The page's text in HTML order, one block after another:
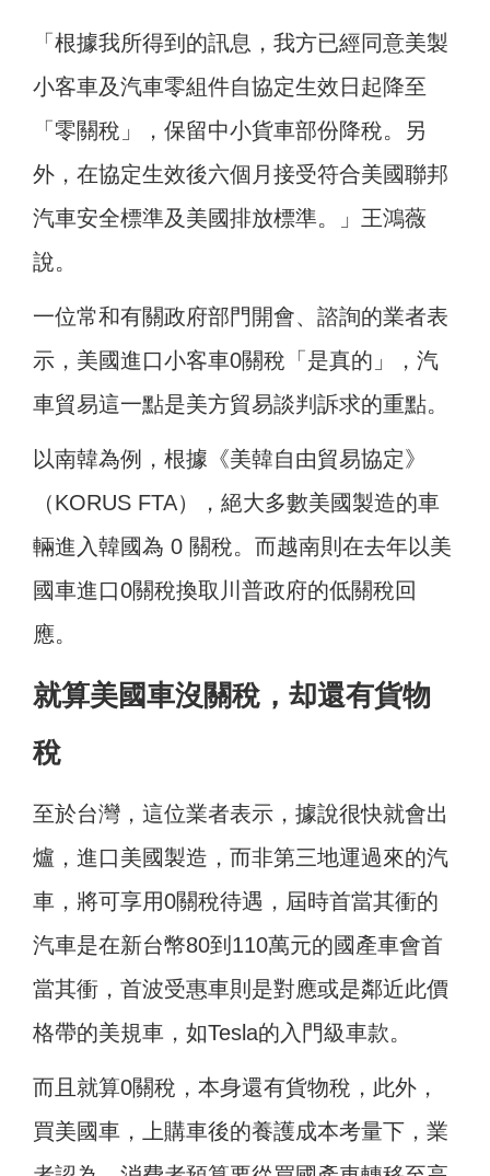
「根據我所得到的訊息，我方已經同意美製
小客車及汽車零組件自協定生效日起降至
「零關稅」，保留中小貨車部份降稅。另
外，在協定生效後六個月接受符合美國聯邦
汽車安全標準及美國排放標準。」王鴻薇
說。
一位常和有關政府部門開會、諮詢的業者表
示，美國進口小客車0關稅「是真的」，汽
車貿易這一點是美方貿易談判訴求的重點。
以南韓為例，根據《美韓自由貿易協定》
（KORUS FTA），絕大多數美國製造的車
輛進入韓國為 0 關稅。而越南則在去年以美
國車進口0關稅換取川普政府的低關稅回
應。
就算美國車沒關稅，却還有貨物
稅
至於台灣，這位業者表示，據說很快就會出
爐，進口美國製造，而非第三地運過來的汽
車，將可享用0關稅待遇，屆時首當其衝的
汽車是在新台幣80到110萬元的國產車會首
當其衝，首波受惠車則是對應或是鄰近此價
格帶的美規車，如Tesla的入門級車款。
而且就算0關稅，本身還有貨物稅，此外，
買美國車，上購車後的養護成本考量下，業